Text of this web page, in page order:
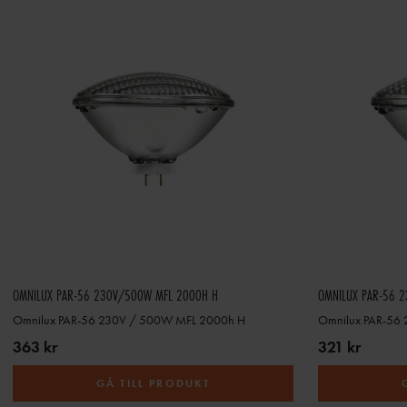
OMNILUX PAR-56 230V/500W MFL 2000H H
Omnilux PAR-56 230V / 500W MFL 2000h H
363 kr
GÅ TILL PRODUKT
OMNILUX PAR-
Omnilux PAR-
321 kr